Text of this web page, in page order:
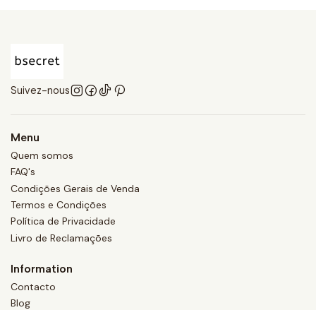
Suivez-nous
Menu
Quem somos
FAQ's
Condições Gerais de Venda
Termos e Condições
Política de Privacidade
Livro de Reclamações
Information
Contacto
Blog